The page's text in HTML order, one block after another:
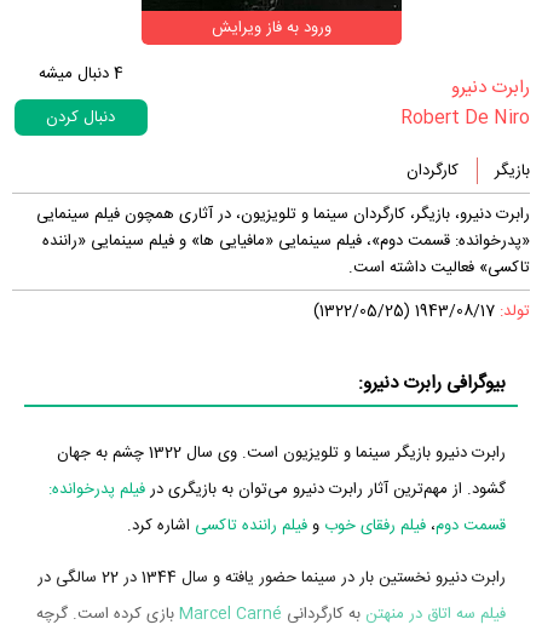
ورود به فاز ویرایش
‏رابرت دنیرو‏
Robert De Niro
4دنبال میشه
دنبال کردن
بازیگر
کارگردان
رابرت دنیرو، بازیگر، کارگردان سینما و تلویزیون، در آثاری همچون فیلم سینمایی
«پدرخوانده: قسمت دوم»، فیلم سینمایی «مافیایی ها» و فیلم سینمایی «راننده
تاکسی» فعالیت داشته است.
تولد:
بیوگرافی رابرت دنیرو:
رابرت دنیرو بازیگر سینما و تلویزیون است. وی سال 1322 چشم به جهان
گشود. از مهم‌ترین آثار رابرت دنیرو می‌توان به بازیگری درفیلم پدرخوانده:
قسمت دوم، فیلم رفقای خوب وفیلم راننده تاکسی اشاره کرد.
رابرت دنیرو نخستین بار در سینما حضور یافته و سال 1344 در 22 سالگی در
فیلم سه اتاق در منهتن به کارگردانی Marcel Carnéبازی کرده است. گرچه